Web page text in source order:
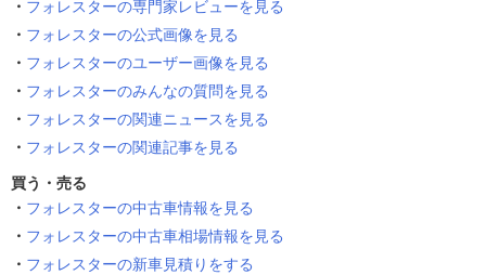
フォレスターの専門家レビューを見る
フォレスターの公式画像を見る
フォレスターのユーザー画像を見る
フォレスターのみんなの質問を見る
フォレスターの関連ニュースを見る
フォレスターの関連記事を見る
買う・売る
フォレスターの中古車情報を見る
フォレスターの中古車相場情報を見る
フォレスターの新車見積りをする